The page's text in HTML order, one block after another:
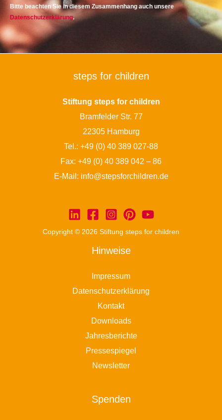
Bitte beachten Sie in diesem Zusammenhang auch unsere
Datenschutzerklärung.
steps for children
Stiftung steps for children
Bramfelder Str. 77
22305 Hamburg
Tel.: +49 (0) 40 389 027-88
Fax: +49 (0) 40 389 042 – 86
E-Mail: info@stepsforchildren.de
Copyright © 2026 Stiftung steps for children
Hinweise
Impressum
Datenschutzerklärung
Kontakt
Downloads
Jahresberichte
Pressespiegel
Newsletter
Spenden